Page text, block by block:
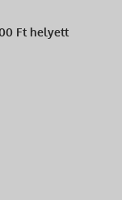
Ft helyett